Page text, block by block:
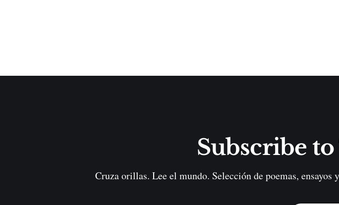
Subscribe
Cruza orillas. Lee el mundo. Selección de poemas,